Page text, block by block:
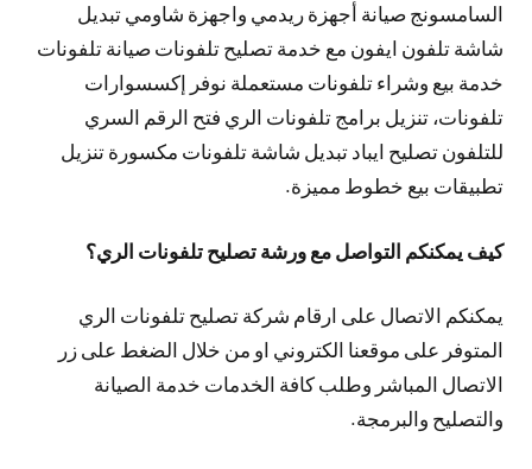
السامسونج صيانة أجهزة ريدمي واجهزة شاومي تبديل
شاشة تلفون ايفون مع خدمة تصليح تلفونات صيانة تلفونات
خدمة بيع وشراء تلفونات مستعملة نوفر إكسسوارات
تلفونات، تنزيل برامج تلفونات الري فتح الرقم السري
للتلفون تصليح ايباد تبديل شاشة تلفونات مكسورة تنزيل
تطبيقات بيع خطوط مميزة.
كيف يمكنكم التواصل مع ورشة تصليح تلفونات الري؟
يمكنكم الاتصال على ارقام شركة تصليح تلفونات الري
المتوفر على موقعنا الكتروني او من خلال الضغط على زر
الاتصال المباشر وطلب كافة الخدمات خدمة الصيانة
والتصليح والبرمجة.